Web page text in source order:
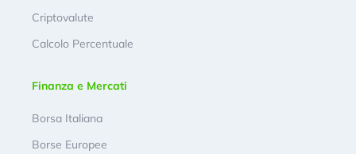
Criptovalute
Calcolo Percentuale
Finanza e Mercati
Borsa Italiana
Borse Europee